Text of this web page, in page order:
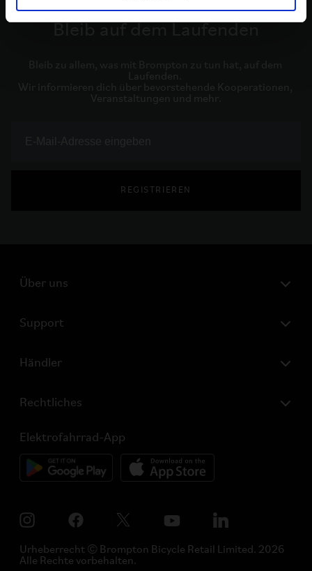
Bleib zu allem, was mit Brompton zu tun hat, auf dem
Laufenden.
Wir informieren dich über bevorstehende Kooperationen,
Veranstaltungen und mehr.
REGISTRIEREN
Über uns
Support
Händler
Rechtliches
Elektrofahrrad-App
Urheberrecht © Brompton Bicycle Retail Limited. 2026
Alle Rechte vorbehalten.